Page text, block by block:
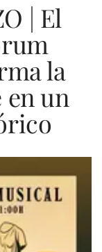
| El
la
en un